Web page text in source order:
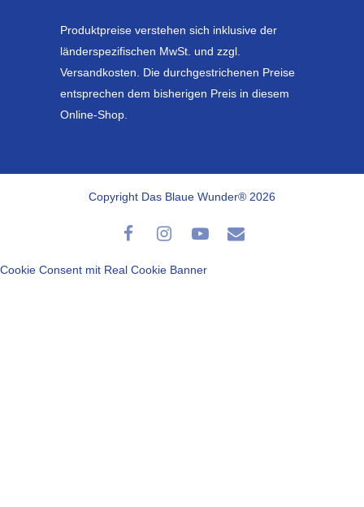
Produktpreise verstehen sich inklusive der
länderspezifischen MwSt. und zzgl.
Versandkosten. Die durchgestrichenen Preise
entsprechen dem bisherigen Preis in diesem
Online-Shop.
Copyright Das Blaue Wunder® 2026
Cookie Consent mit Real Cookie Banner